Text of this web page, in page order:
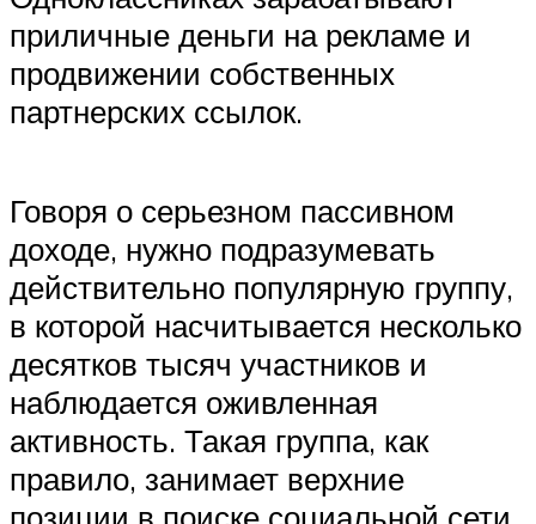
приличные деньги на рекламе и
продвижении собственных
партнерских ссылок.
Говоря о серьезном пассивном
доходе, нужно подразумевать
действительно популярную группу,
в которой насчитывается несколько
десятков тысяч участников и
наблюдается оживленная
активность. Такая группа, как
правило, занимает верхние